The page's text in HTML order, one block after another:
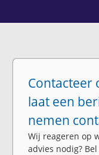
Contacteer
laat een
nemen
Wij reageren op
advies nodig?